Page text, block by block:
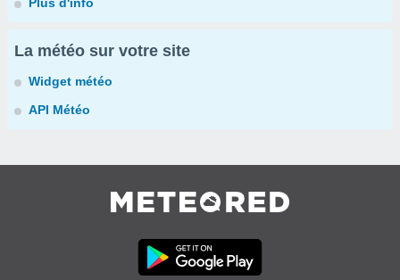
La météo sur votre site
Widget météo
API Météo